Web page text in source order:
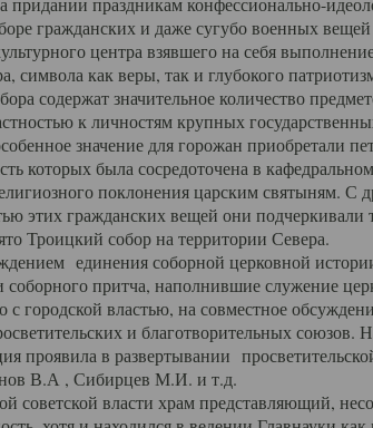
гражданских и даже сугубо военных вещей
центра взявшего на себя
символа как веры, так и глубокого
содержат значительное количество
к личностям крупных
значение для горожан приобретали
которых была сосредоточена в
поклонения царским святыням. С
этих гражданских вещей они подчеркивали
Троицкий собор на территории Севера.
единения соборной церковной истории
соборного притча, наполнившие служение
с городской властью, на совместное
и благотворительных союзов.
проявила в развертывании
В.А , Сибирцев М.И. и т.д.
власти храм представляющий,